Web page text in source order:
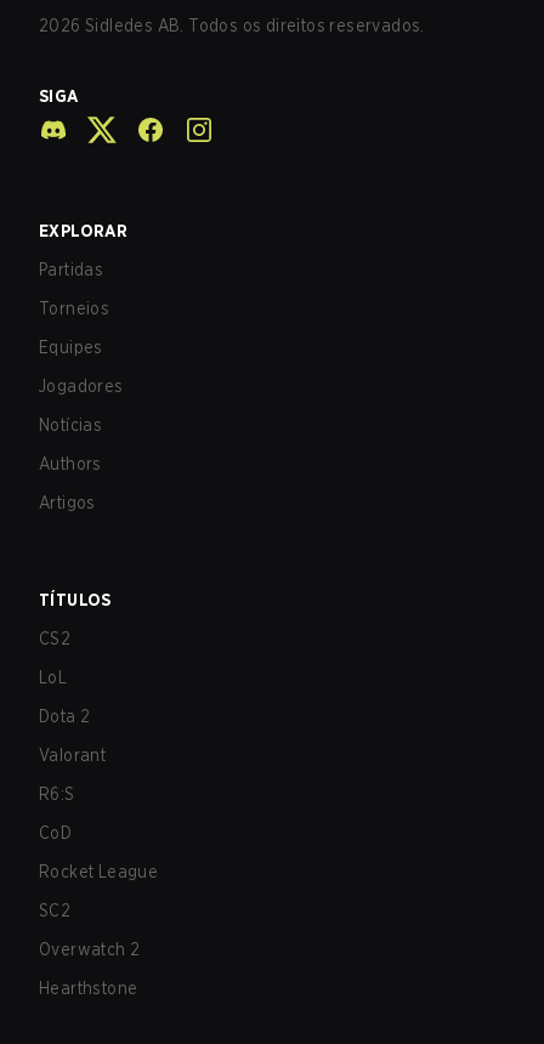
2026 Sidledes AB. Todos os direitos reservados.
SIGA
EXPLORAR
Partidas
Torneios
Equipes
Jogadores
Notícias
Authors
Artigos
TÍTULOS
CS2
LoL
Dota 2
Valorant
R6:S
CoD
Rocket League
SC2
Overwatch 2
Hearthstone